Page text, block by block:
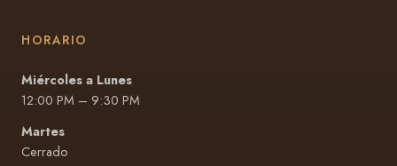
HORARIO
Miércoles a Lunes
12:00 PM – 9:30 PM
Martes
Cerrado